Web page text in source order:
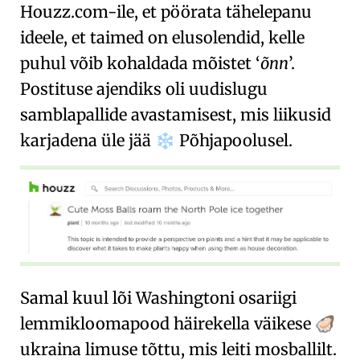
Houzz.com-ile, et pöörata tähelepanu
ideele, et taimed on elusolendid, kelle
puhul võib kohaldada mõistet õnn.
Postituse ajendiks oli uudislugu
samblapallide avastamisest, mis liikusid
karjadena üle jää ❄️ Põhjapoolusel.
Samal kuul lõi Washingtoni osariigi
lemmikloomapood häirekella väikese 🦪
ukraina limuse tõttu, mis leiti mosballilt.